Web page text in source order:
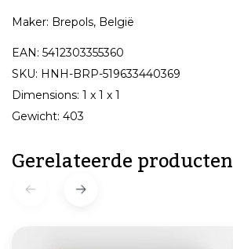
Maker: Brepols, België
EAN: 5412303355360
SKU: HNH-BRP-519633440369
Dimensions: 1 x 1 x 1
Gewicht: 403
Gerelateerde producten